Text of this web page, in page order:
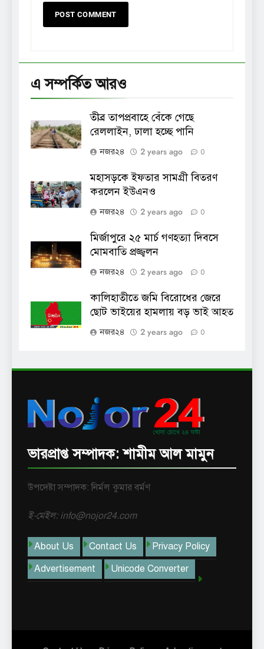
এ সম্পর্কিত আরও
তীব্র তাপপ্রবাহে বেঁকে গেছে
রেললাইন, ঢালা হচ্ছে পানি
নজর২৪ 2 years ago 0
মহাসড়কে ইফতার সামগ্রী বিতরণ
করলেন ইউএনও
নজর২৪ 2 years ago 0
মির্জাপুরে ২৫ মার্চ গণহত্যা দিবসে
মোমবাতি প্রজ্জ্বলন
নজর২৪ 2 years ago 0
কালিহাতীতে জমি বিরোধের জেরে
ছোট ভাইয়ের হামলায় বড় ভাই আহত
নজর২৪ 2 years ago 0
ভারপ্রাপ্ত সম্পাদক: শামীম আল মামুন
উপদেষ্টা সম্পাদক: নির্মল কুমার বর্মণ
ই-মেইল: info@nojor24.com
About Us Contact Us
Privacy Policy
Advertisement
Unicode Converter